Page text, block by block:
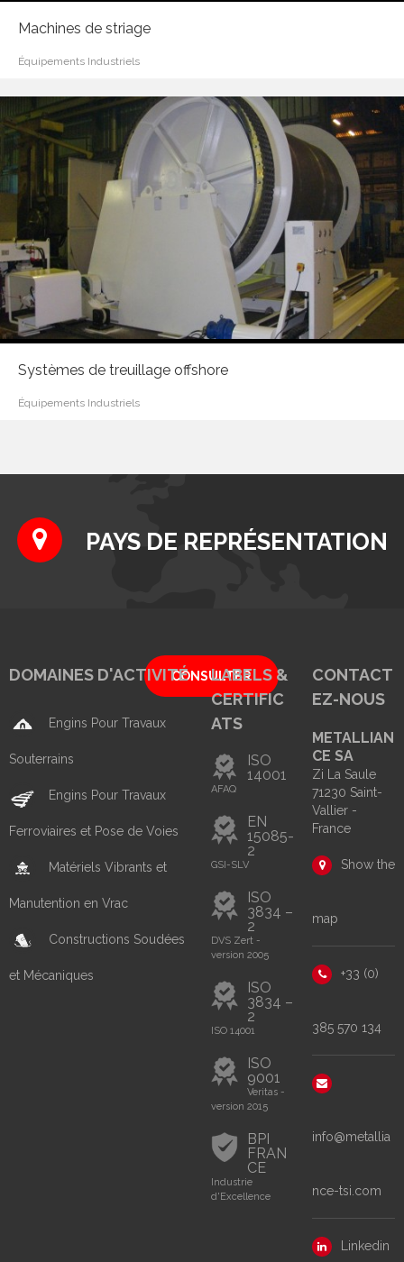
Machines de striage
Équipements Industriels
Systèmes de treuillage offshore
Équipements Industriels
PAYS DE REPRÉSENTATION
CONSULTER
DOMAINES D'ACTIVITÉ
Engins Pour Travaux
Souterrains
Engins Pour Travaux
Ferroviaires et Pose de Voies
Matériels Vibrants et
Manutention en Vrac
Constructions Soudées
et Mécaniques
LABELS &
CERTIFIC
ATS
ISO
14001
AFAQ
EN
15085-
2
GSI-SLV
ISO
3834 –
2
DVS Zert -
version 2005
ISO
3834 –
2
ISO 14001
ISO
9001
Veritas -
version 2015
BPI
FRAN
CE
Industrie
d'Excellence
CONTACT
EZ-NOUS
METALLIAN
CE SA
Zi La Saule
71230 Saint-
Vallier -
France
Show the
map
+33 (0)
385 570 134
info@metallia
nce-tsi.com
Linkedin